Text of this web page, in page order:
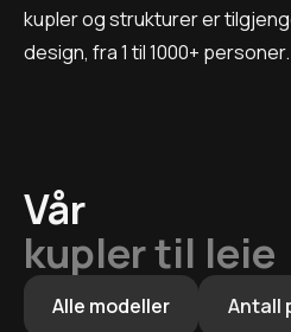
kupler og strukturer er
design, fra 1 til 1000+ personer.
Vår
kupler til leie
Alle modeller Antall